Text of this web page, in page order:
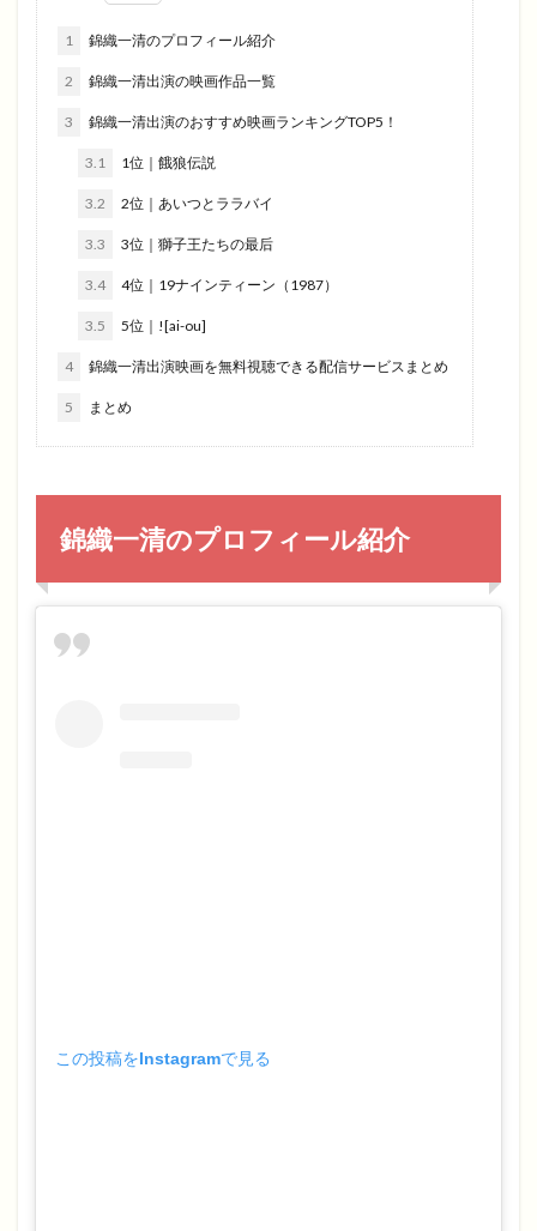
1 錦織一清のプロフィール紹介
2 錦織一清出演の映画作品一覧
3 錦織一清出演のおすすめ映画ランキングTOP5！
3.1 1位｜餓狼伝説
3.2 2位｜あいつとララバイ
3.3 3位｜獅子王たちの最后
3.4 4位｜19ナインティーン（1987）
3.5 5位｜![ai-ou]
4 錦織一清出演映画を無料視聴できる配信サービスまとめ
5 まとめ
錦織一清のプロフィール紹介
この投稿をInstagramで見る